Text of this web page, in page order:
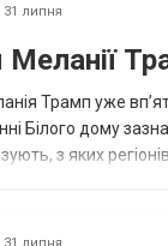
31 липня
Трамп уже
Білого дому
з яких
31 липня